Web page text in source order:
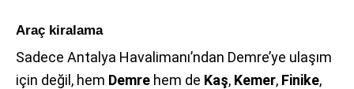
Araç kiralama
Sadece Antalya Havalimanı’ndan Demre’ye ulaşım
için değil, hem Demre hem de Kaş, Kemer, Finike,